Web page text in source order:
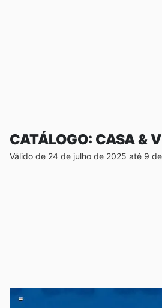
CATÁLOGO: CASA &
Válido de 24 de julho de 2025 até 9